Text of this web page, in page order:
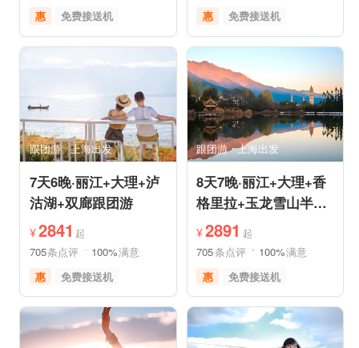
惠
免费接送机
休闲游
世界遗产
雪山之旅
美食享受
摄影之旅
跟团游 上海出发
7天6晚·丽江+大理+泸
沽湖+双廊跟团游
¥2841 起
705条点评 100%满意
惠
免费接送机
品质游
世界遗产
美食享受
摄影之旅
自然山水
惠
免费接送机
品质游
世界遗产
美食享受
自然山水
摄影之旅
跟团游 上海出发
8天7晚·丽江+大理+香
格里拉+玉龙雪山半自
助游
¥2891 起
705条点评 100%满意
惠
免费接送机
品质游
世界遗产
雪山之旅
美食享受
摄影之旅